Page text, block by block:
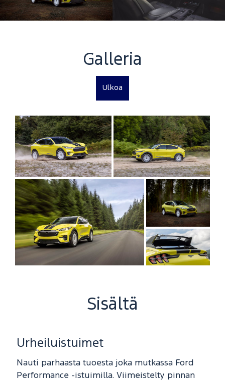
Galleria
Ulkoa
Sisältä
Urheiluistuimet
Nauti parhaasta tuoesta joka mutkassa Ford
Performance -istuimilla. Viimeistelty pinnan